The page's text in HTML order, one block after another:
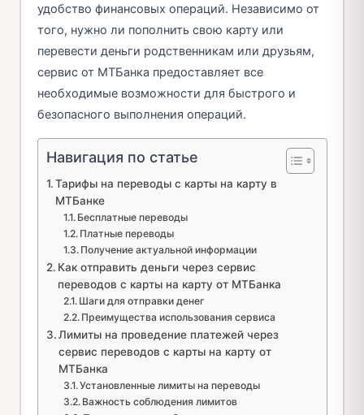
удобство финансовых операций. Независимо от
того, нужно ли пополнить свою карту или
перевести деньги родственникам или друзьям,
сервис от МТБанка предоставляет все
необходимые возможности для быстрого и
безопасного выполнения операций.
Навигация по статье
Тарифы на переводы с карты на карту в
МТБанке
Бесплатные переводы
Платные переводы
Получение актуальной информации
Как отправить деньги через сервис
переводов с карты на карту от МТБанка
Шаги для отправки денег
Преимущества использования сервиса
Лимиты на проведение платежей через
сервис переводов с карты на карту от
МТБанка
Установленные лимиты на переводы
Важность соблюдения лимитов